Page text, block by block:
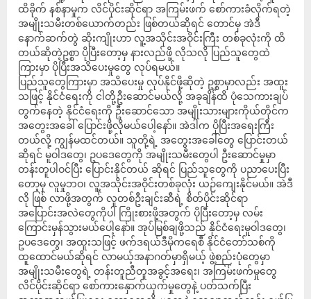
ထိခိုက် နစ်နာမှုက လိင်ပိုင်းဆိုင်ရာ အကြမ်းဖက် စော်ကားခံလိုက်ရတဲ့
အမျိုးသမီးတစ်ယောက်တည်း ဖြစ်တယ်ဆိုရင် တောင်မှ အဲဒီ
နောက်ဆက်တွဲ ဆိုးကျိုးဟာ လူ့အသိုင်းအဝိုင်းကြီး တစ်ခုလုံးကို ထိ
တယ်ဆိုတဲ့ဥစ္စာ ပိုပြီးတော့မှ နားလည်ဖို့ လိုသလို ပြည်သူတွေထဲ
ကြားမှာ ပိုပြီးအသိပေးမှုတွေ လုပ်ရမယ်။
ပြည်သူတွေကြားမှာ အသိပေးမှု လုပ်နိုင်ဖို့ဆိုတဲ့ ဥစ္စာမှာလည်း အထူး
သဖြင့် နိုင်ငံရေးကို ငါတို့ဦးဆောင်မယ်လို့ အခုချိန်ထိ ပုံသေကားချပ်
တွက်နေတဲ့ နိုင်ငံရေးကို ဦးဆောင်သော အမျိုးသားများကိုယ်တိုင်က
အတွေးအခေါ် ပြောင်းဖို့လိုမယ်ပေါ့နော်။ အဲဒါက ပိုပြီးအရေးကြီး
တယ်လို့ ကျွန်မထင်တယ်။ သူတို့ရဲ့ အတွေးအခေါ်တွေ ပြောင်းတယ်
ဆိုရင် မူဝါဒတွေ၊ ဥပဒေတွေကို အမျိုးသမီးတွေပါ ဦးဆောင်မှုမှာ
တန်းတူပါဝင်ပြီး ပြောင်းနိုင်တယ် ဆိုရင် ပြည်သူတွေကို ပညာပေးပြီး
တော့မှ လူမှုဘဝ၊ လူ့အသိုင်းအဝိုင်းတစ်ခုလုံး ယဉ်ကျေးနိုင်မယ်။ အဲဒီ
လို ဖြစ် လာဖို့အတွက် လူတစ်ဦးချင်းဆီရဲ့ စိတ်ပိုင်းဆိုင်ရာ
အပြောင်းအလဲတွေကိုပါ ကြိုးစားဖို့အတွက် ပိုပြီးတော့မှ လမ်း
ကြောင်းမှန်သွားမယ်ပေါ့နော်။ အုပ်မြစ်ချဖို့သည် နိုင်ငံရေးမူဝါဒတွေ၊
ဥပဒေတွေ၊ အထူးသဖြင့် ဖက်ဒရယ်ဒီမိုကရေစီ နိုင်ငံတော်သစ်ကို
ထူထောင်မယ်ဆိုရင် လာမယ့်အနာဂတ်မှာရှိမယ့် ဖွဲ့စည်းပုံတွေမှာ
အမျိုးသမီးတွေရဲ့ တန်းတူညီတူအခွင့်အရေး၊ အကြမ်းဖက်မှုတွေ
လိင်ပိုင်းဆိုင်ရာ စော်ကားနှောက်ယှက်မှုတွေနဲ့ ပတ်သက်ပြီး